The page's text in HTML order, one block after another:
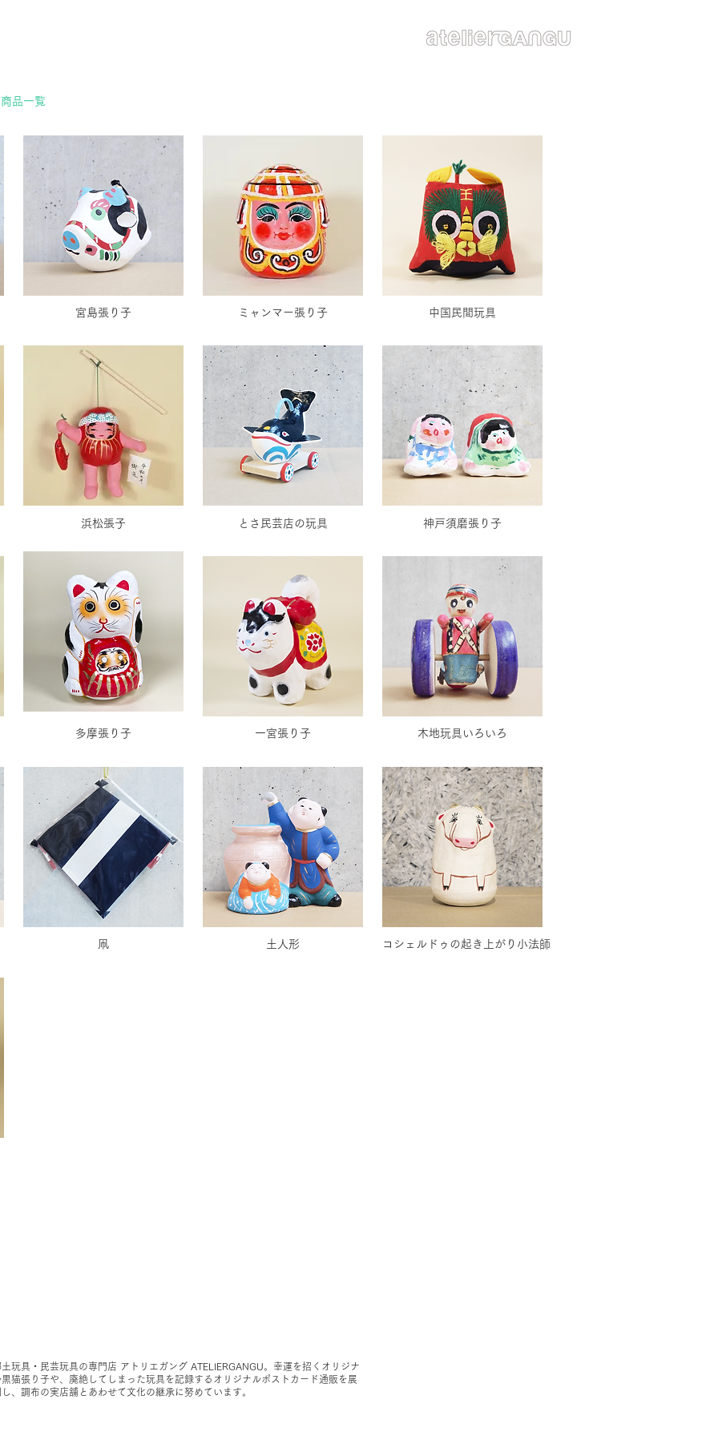
品一覧
宮島張り子 ミャンマー張り子 中国民間玩具
浜松張子 とさ民芸店の玩具 神戸須磨張り子
多摩張り子 一宮張り子 木地玩具いろいろ
凧 土人形 コシェルドゥの起き上がり小法師
土玩具・民芸玩具の専門店 アトリエガング ATELIERGANGU。幸運を招くオリジナ
黒猫張り子や、廃絶してしまった玩具を記録するオリジナルポストカード通販を展
し、調布の実店舗とあわせて文化の継承に努めています。